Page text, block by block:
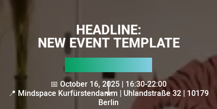
HEADLINE:
NEW EVENT TEMPLATE
📅 October 16, 2025 | 16:30-22:00
📍 Mindspace Kurfürstendamm | Uhlandstraße 32 | 10179
Berlin